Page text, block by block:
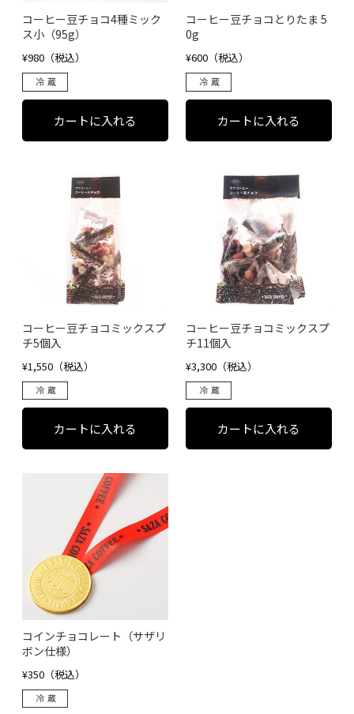
コーヒー豆チョコ4種ミック
ス小（95g）
¥980（税込）
コーヒー豆チョコとりたま 5
0g
¥600（税込）
コーヒー豆チョコミックスプ
チ5個入
¥1,550（税込）
コーヒー豆チョコミックスプ
チ11個入
¥3,300（税込）
コインチョコレート（サザリ
ボン仕様）
¥350（税込）